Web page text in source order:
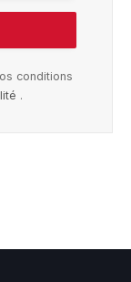
conditions
.